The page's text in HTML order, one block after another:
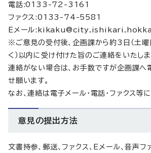
電話:0133-72-3161
ファクス:0133-74-5581
Eメール
※ご意見の受付後、企画課から約3日（土曜
く）以内に受け付けた旨のご連絡をいたしま
連絡がない場合は、お手数ですが企画課へ
せ願います。
なお、連絡は電子メール・電話・ファクス等
意見の提出方法
文書持参、郵送、ファクス、Eメール、音声フ